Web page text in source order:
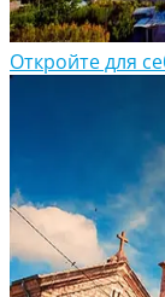
Откройте для